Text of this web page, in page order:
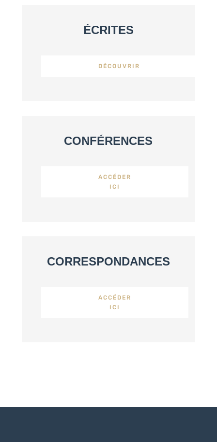
ÉCRITES
DÉCOUVRIR
CONFÉRENCES
ACCÉDER
ICI
CORRESPONDANCES
ACCÉDER
ICI